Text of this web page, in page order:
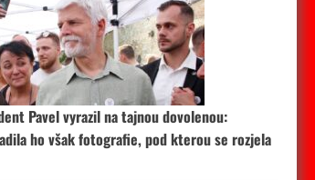
Pavel vyrazil na tajnou dovolenou:
ho však fotografie, pod kterou se rozjela